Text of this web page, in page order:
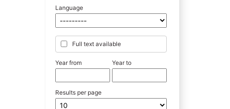
Language
Full text available
Year from Year to
Results per page